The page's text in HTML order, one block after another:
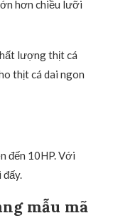
hơn chiều lưỡi
lượng thịt cá
thịt cá dai ngon
đến 10HP. Với
đấy.
mẫu mã